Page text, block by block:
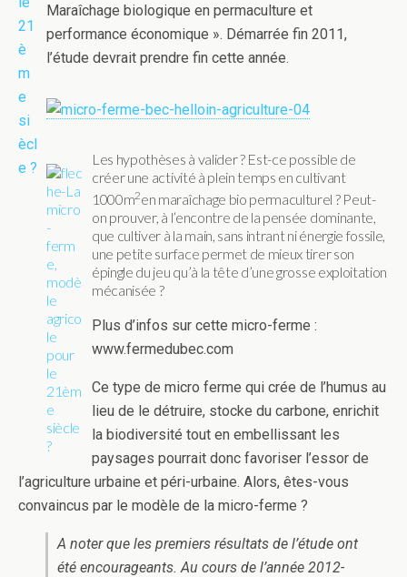
Maraîchage biologique en permaculture et
performance économique ». Démarrée fin 2011,
l’étude devrait prendre fin cette année.
Les hypothèses à valider ? Est-ce possible de
créer une activité à plein temps en cultivant
1000m2en maraîchage bio permaculturel ? Peut-
on prouver, à l’encontre de la pensée dominante,
que cultiver à la main, sans intrant ni énergie fossile,
une petite surface permet de mieux tirer son
épingle du jeu qu’à la tête d’une grosse exploitation
mécanisée ?
Plus d’infos sur cette micro-ferme :
www.fermedubec.com
Ce type de micro ferme qui crée de l’humus au
lieu de le détruire, stocke du carbone, enrichit
la biodiversité tout en embellissant les
paysages pourrait donc favoriser l’essor de
l’agriculture urbaine et péri-urbaine. Alors, êtes-vous
convaincus par le modèle de la micro-ferme ?
A noter que les premiers résultats de l’étude ont
été encourageants. Au cours de l’année 2012-